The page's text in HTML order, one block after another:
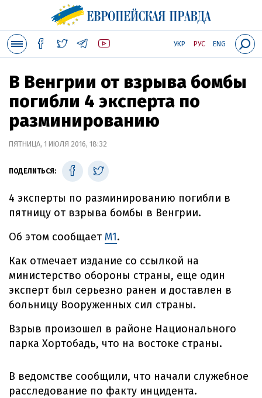
УКР РУС ENG
В Венгрии от взрыва бомбы
погибли 4 эксперта по
разминированию
ПЯТНИЦА, 1 ИЮЛЯ 2016, 18:32
ПОДЕЛИТЬСЯ:
4 эксперты по разминированию погибли в
пятницу от взрыва бомбы в Венгрии.
Об этом сообщает M1.
Как отмечает издание со ссылкой на
министерство обороны страны, еще один
эксперт был серьезно ранен и доставлен в
больницу Вооруженных сил страны.
Взрыв произошел в районе Национального
парка Хортобадь, что на востоке страны.
В ведомстве сообщили, что начали служебное
расследование по факту инцидента.